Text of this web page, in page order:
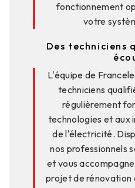
fonctionnement
votre
Des techniciens
L'équipe de
techniciens
régulièrement
technologies et aux
de l'électricité.
nos professionnels
et vous
projet de rénovation